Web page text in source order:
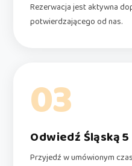
Rezerwacja jest aktywna
potwierdzającego od nas.
03
Odwiedź Śląską 5
Przyjedź w umówionym